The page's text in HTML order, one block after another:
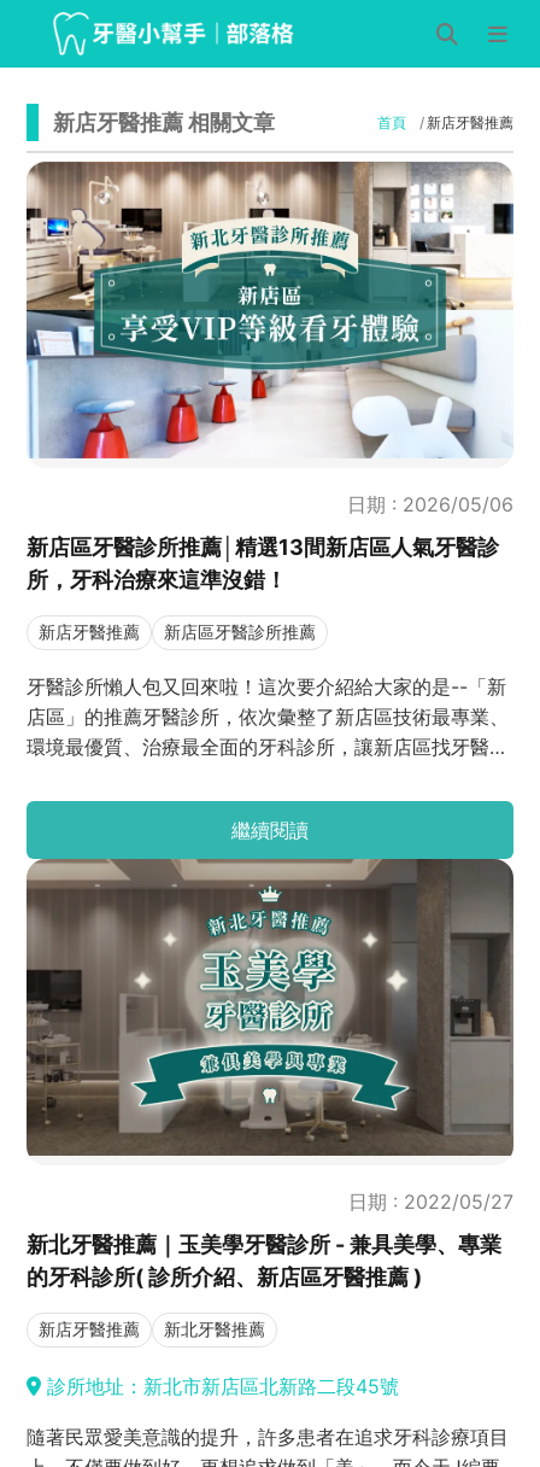
新店牙醫推薦 相關文章 首頁 新店牙醫推薦
日期 : 2026/05/06
新店區牙醫診所推薦│精選13間新店區人氣牙醫診
所，牙科治療來這準沒錯！
新店牙醫推薦 新店區牙醫診所推薦
牙醫診所懶人包又回來啦！這次要介紹給大家的是--「新
店區」的推薦牙醫診所，依次彙整了新店區技術最專業、
環境最優質、治療最全面的牙科診所，讓新店區找牙醫沒
醫師。那麼話不多說，我們趕緊看下去吧！
繼續閱讀
日期 : 2022/05/27
新北牙醫推薦｜玉美學牙醫診所 - 兼具美學、專業
的牙科診所( 診所介紹、新店區牙醫推薦 )
新店牙醫推薦 新北牙醫推薦
診所地址：新北市新店區北新路二段45號
隨著民眾愛美意識的提升，許多患者在追求牙科診療項目